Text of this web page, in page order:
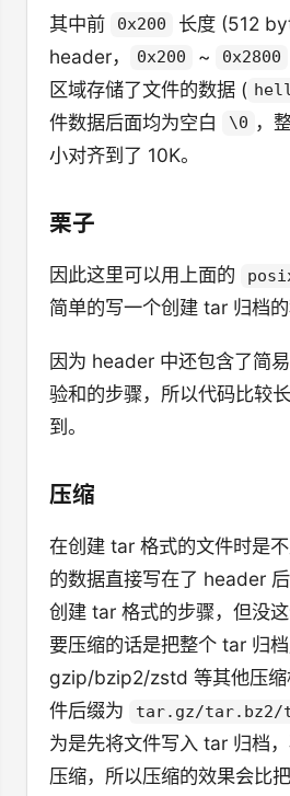
其中前 0x200
长度 (512
header，
0x200 ~ 0x2800
区域存储了文件的数据 (
件数据后面均为空白
\0 ，
小对齐到了 10K。
栗子
因此这里可以用上面的
简单的写一个创建 tar 归档的
因为 header 中还包含了简
验和的步骤，所以代码比较
到。
压缩
在创建 tar 格式的文件时是
的数据直接写在了 header
创建 tar 格式的步骤，但没
要压缩的话是把整个 tar 归
gzip/bzip2/zstd 等其他压缩
件后缀为
tar.gz/tar.bz2/
为是先将文件写入 tar 归档
压缩，所以压缩的效果会比